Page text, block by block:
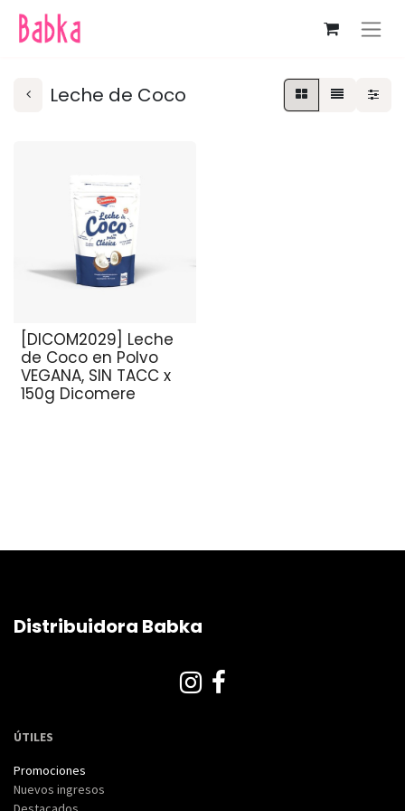
Leche de Coco
[DICOM2029] Leche
de Coco en Polvo
VEGANA, SIN TACC x
150g Dicomere
Distribuidora Babka
ÚTILES
Promociones
Nuevos ingresos